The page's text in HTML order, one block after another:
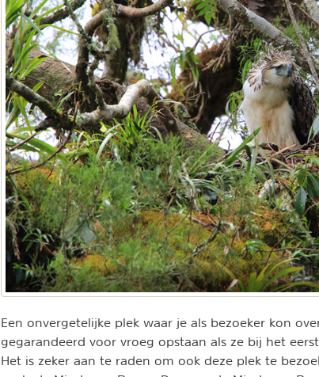
Een onvergetelijke plek waar je als bezoeker kon
gegarandeerd voor vroeg opstaan als ze bij het
Het is zeker aan te raden om ook deze plek te